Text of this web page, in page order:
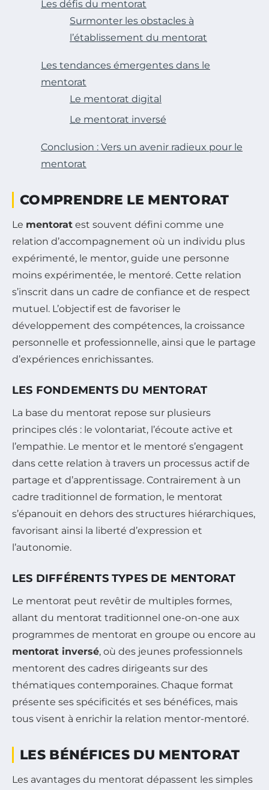
Les défis du mentorat
Surmonter les obstacles à
l’établissement du mentorat
Les tendances émergentes dans le
mentorat
Le mentorat digital
Le mentorat inversé
Conclusion : Vers un avenir radieux pour le
mentorat
COMPRENDRE LE MENTORAT
Le mentorat est souvent défini comme une
relation d’accompagnement où un individu plus
expérimenté, le mentor, guide une personne
moins expérimentée, le mentoré. Cette relation
s’inscrit dans un cadre de confiance et de respect
mutuel. L’objectif est de favoriser le
développement des compétences, la croissance
personnelle et professionnelle, ainsi que le partage
d’expériences enrichissantes.
LES FONDEMENTS DU MENTORAT
La base du mentorat repose sur plusieurs
principes clés : le volontariat, l’écoute active et
l’empathie. Le mentor et le mentoré s’engagent
dans cette relation à travers un processus actif de
partage et d’apprentissage. Contrairement à un
cadre traditionnel de formation, le mentorat
s’épanouit en dehors des structures hiérarchiques,
favorisant ainsi la liberté d’expression et
l’autonomie.
LES DIFFÉRENTS TYPES DE MENTORAT
Le mentorat peut revêtir de multiples formes,
allant du mentorat traditionnel one-on-one aux
programmes de mentorat en groupe ou encore au
mentorat inversé, où des jeunes professionnels
mentorent des cadres dirigeants sur des
thématiques contemporaines. Chaque format
présente ses spécificités et ses bénéfices, mais
tous visent à enrichir la relation mentor-mentoré.
LES BÉNÉFICES DU MENTORAT
Les avantages du mentorat dépassent les simples